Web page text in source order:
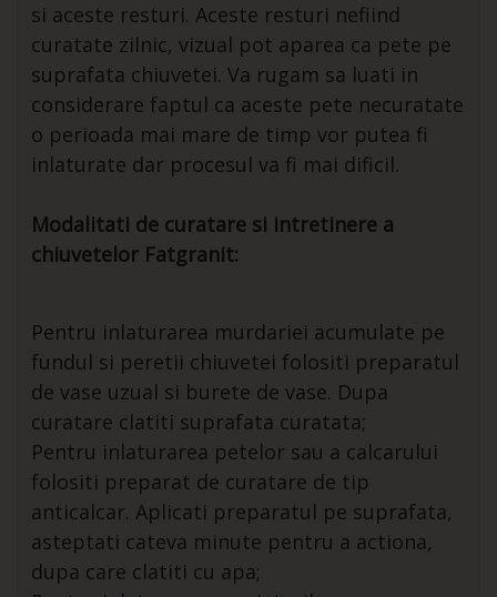
si aceste resturi. Aceste resturi nefiind
curatate zilnic, vizual pot aparea ca pete pe
suprafata chiuvetei. Va rugam sa luati in
considerare faptul ca aceste pete necuratate
o perioada mai mare de timp vor putea fi
inlaturate dar procesul va fi mai dificil.
Modalitati de curatare si intretinere a
chiuvetelor Fatgranit:
Pentru inlaturarea murdariei acumulate pe
fundul si peretii chiuvetei folositi preparatul
de vase uzual si burete de vase. Dupa
curatare clatiti suprafata curatata;
Pentru inlaturarea petelor sau a calcarului
folositi preparat de curatare de tip
anticalcar. Aplicati preparatul pe suprafata,
asteptati cateva minute pentru a actiona,
dupa care clatiti cu apa;